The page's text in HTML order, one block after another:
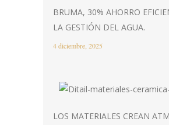
BRUMA, 30% AHORRO
LA GESTIÓN DEL AGUA.
4 diciembre, 2025
LOS MATERIALES CREAN